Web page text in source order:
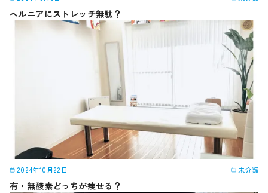
ヘルニアにストレッチ無駄？
2024年10月22日 未分類
有・無酸素どっちが痩せる？